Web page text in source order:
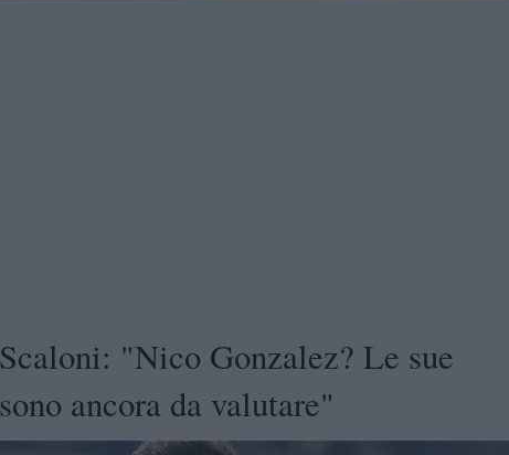
"Nico Gonzalez? Le sue
ancora da valutare"